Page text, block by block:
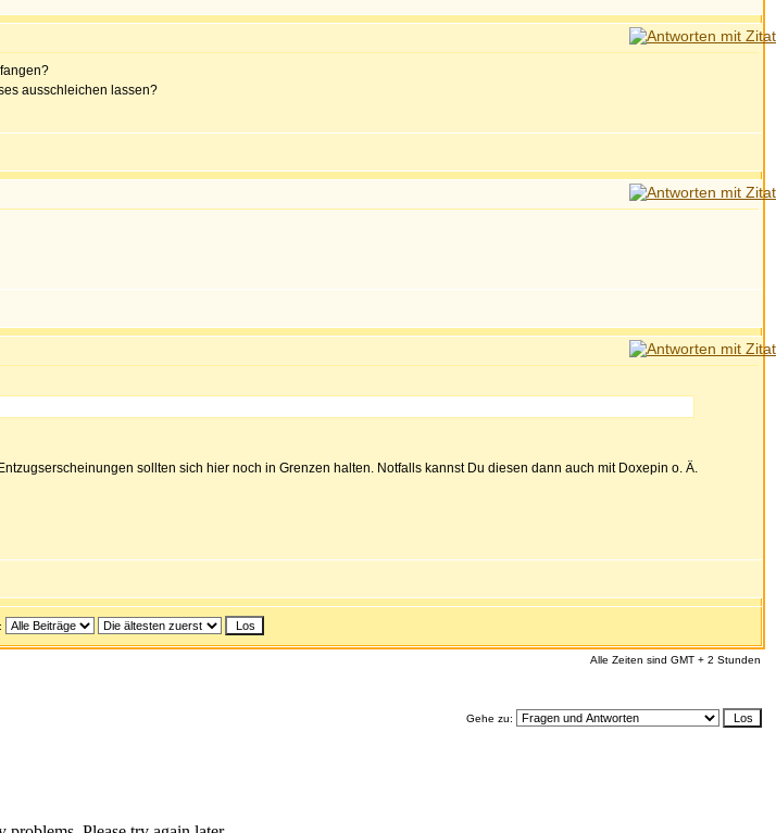
ausschleichen lassen?
sollten sich hier noch in Grenzen halten. Notfalls kannst Du diesen dann auch mit Doxepin o. Ä.
Alle Zeiten sind GMT + 2 Stunden
Gehe zu: